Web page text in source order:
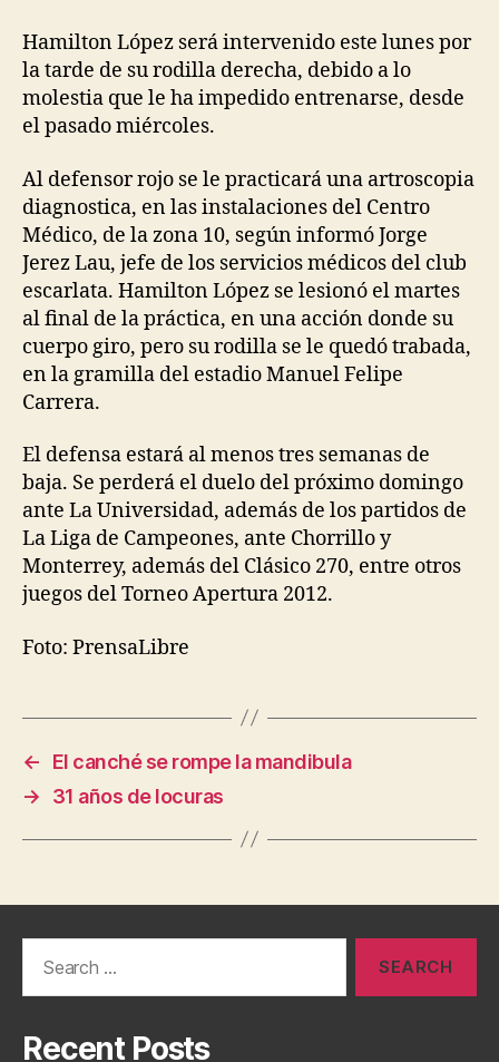
Hamilton López será intervenido este lunes por
la tarde de su rodilla derecha, debido a lo
molestia que le ha impedido entrenarse, desde
el pasado miércoles.
Al defensor rojo se le practicará una artroscopia
diagnostica, en las instalaciones del Centro
Médico, de la zona 10, según informó Jorge
Jerez Lau, jefe de los servicios médicos del club
escarlata. Hamilton López se lesionó el martes
al final de la práctica, en una acción donde su
cuerpo giro, pero su rodilla se le quedó trabada,
en la gramilla del estadio Manuel Felipe
Carrera.
El defensa estará al menos tres semanas de
baja. Se perderá el duelo del próximo domingo
ante La Universidad, además de los partidos de
La Liga de Campeones, ante Chorrillo y
Monterrey, además del Clásico 270, entre otros
juegos del Torneo Apertura 2012.
Foto: PrensaLibre
←
El canché se rompe la mandibula
→
31 años de locuras
Recent Posts